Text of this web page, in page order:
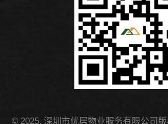
© 2025. 深圳市优居物业服务有限公司